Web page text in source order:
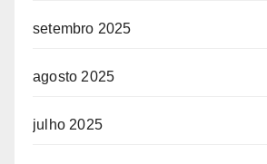
setembro 2025
agosto 2025
julho 2025